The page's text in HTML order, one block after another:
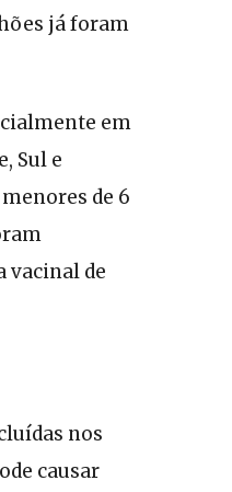
já foram
em
Sul e
de 6
vacinal de
nos
causar